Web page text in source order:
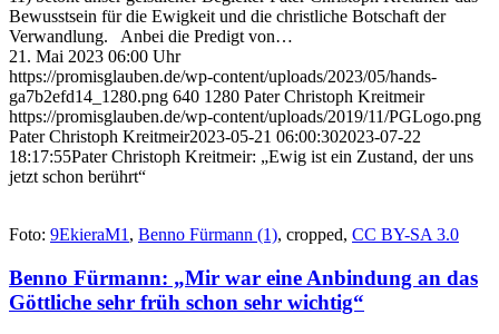
Bewusstsein für die Ewigkeit und die christliche Botschaft der
Verwandlung. Anbei die Predigt von…
21. Mai 2023 06:00 Uhr
https://promisglauben.de/wp-content/uploads/2023/05/hands-
ga7b2efd14_1280.png 640 1280 Pater Christoph Kreitmeir
https://promisglauben.de/wp-content/uploads/2019/11/PGLogo.png
Pater Christoph Kreitmeir2023-05-21 06:00:302023-07-22
18:17:55Pater Christoph Kreitmeir: „Ewig ist ein Zustand, der uns
jetzt schon berührt“
Foto: 9EkieraM1 , Benno Fürmann (1), cropped, CC BY-SA 3.0
Benno Fürmann: „Mir war eine Anbindung an das
Göttliche sehr früh schon sehr wichtig“